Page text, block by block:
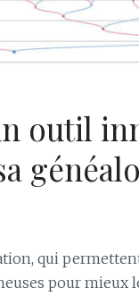
outil
qui
pour mieux